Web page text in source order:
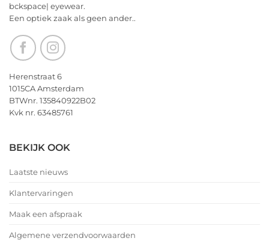
bckspace| eyewear.
Een optiek zaak als geen ander..
Herenstraat 6
1015CA Amsterdam
BTWnr. 135840922B02
Kvk nr. 63485761
BEKIJK OOK
Laatste nieuws
Klantervaringen
Maak een afspraak
Algemene verzendvoorwaarden